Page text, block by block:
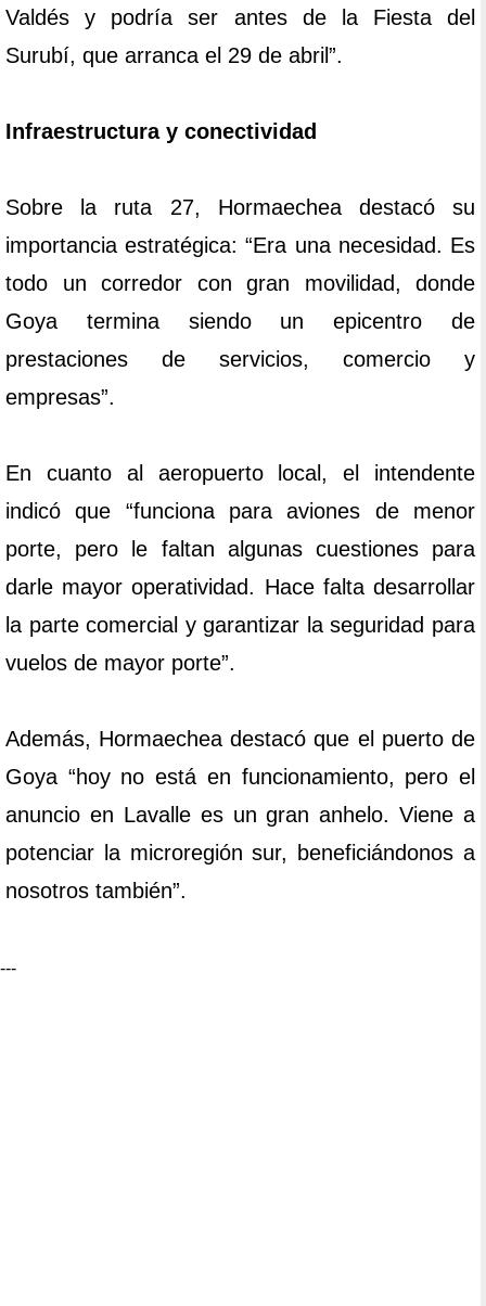
Valdés y podría ser antes de la Fiesta del
Surubí, que arranca el 29 de abril”.
Infraestructura y conectividad
Sobre la ruta 27, Hormaechea destacó su
importancia estratégica: “Era una necesidad. Es
todo un corredor con gran movilidad, donde
Goya termina siendo un epicentro de
prestaciones de servicios, comercio y
empresas”.
En cuanto al aeropuerto local, el intendente
indicó que “funciona para aviones de menor
porte, pero le faltan algunas cuestiones para
darle mayor operatividad. Hace falta desarrollar
la parte comercial y garantizar la seguridad para
vuelos de mayor porte”.
Además, Hormaechea destacó que el puerto de
Goya “hoy no está en funcionamiento, pero el
anuncio en Lavalle es un gran anhelo. Viene a
potenciar la microregión sur, beneficiándonos a
nosotros también”.
---